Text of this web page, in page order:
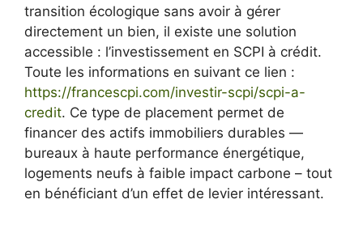
transition écologique sans avoir à gérer
directement un bien, il existe une solution
accessible : l’investissement en SCPI à crédit.
Toute les informations en suivant ce lien :
https://francescpi.com/investir-scpi/scpi-a-
credit. Ce type de placement permet de
financer des actifs immobiliers durables —
bureaux à haute performance énergétique,
logements neufs à faible impact carbone – tout
en bénéficiant d’un effet de levier intéressant.